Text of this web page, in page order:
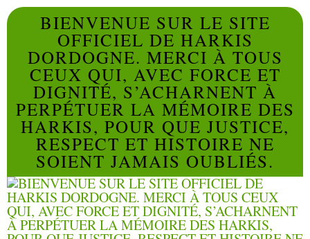
BIENVENUE SUR LE SITE
OFFICIEL DE HARKIS
DORDOGNE. MERCI À TOUS
CEUX QUI, AVEC FORCE ET
DIGNITÉ, S’ACHARNENT À
PERPÉTUER LA MÉMOIRE DES
HARKIS, POUR QUE JUSTICE,
RESPECT ET HISTOIRE NE
SOIENT JAMAIS OUBLIÉS.